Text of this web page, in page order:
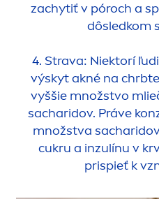
zachytiť v póroch a
dôsledkom
4. Strava: Niektorí
výskyt akné na
vyššie množstvo
sacharidov. Práve
množstva
cukru a inzulínu v
prispieť k